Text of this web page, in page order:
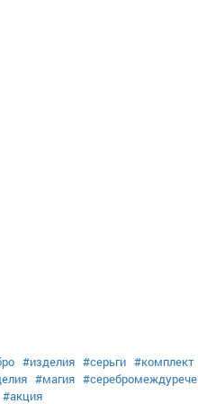
#изделия #серьги #комплект
#магия
#акция